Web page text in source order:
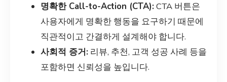
명확한 Call-to-Action (CTA): CTA 버튼은
사용자에게 명확한 행동을 요구하기 때문에
직관적이고 간결하게 설계해야 합니다.
사회적 증거: 리뷰, 추천, 고객 성공 사례 등을
포함하면 신뢰성을 높입니다.